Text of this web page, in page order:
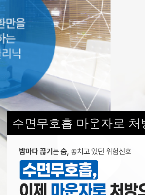
서울수면의원
수면무호흡 마운자로 처